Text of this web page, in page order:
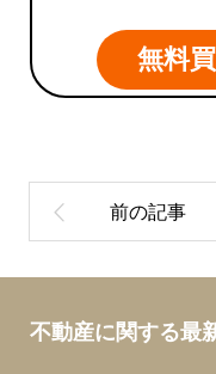
無料
不動産に関する最